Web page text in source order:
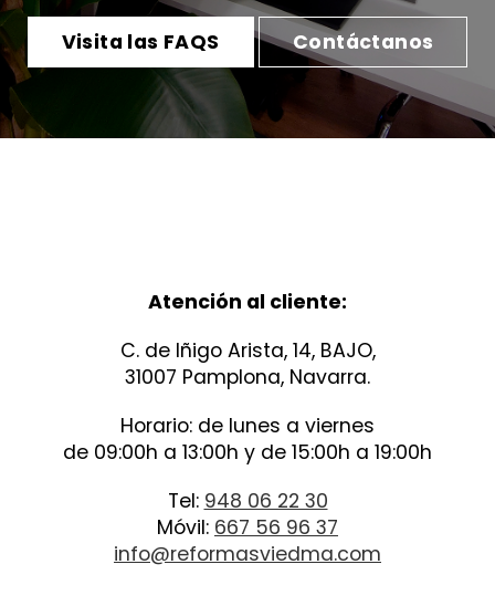
Visita las FAQS Contáctanos
Atención al cliente:
C. de Iñigo Arista, 14, BAJO,
31007 Pamplona, Navarra.
Horario: de lunes a viernes
de 09:00h a 13:00h y de 15:00h a 19:00h
Tel: 948 06 22 30
Móvil: 667 56 96 37
info@reformasviedma.com